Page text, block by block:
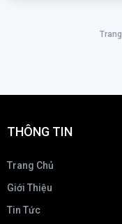
Trang
THÔNG TIN
Trang Chủ
Giới Thiệu
Tin Tức